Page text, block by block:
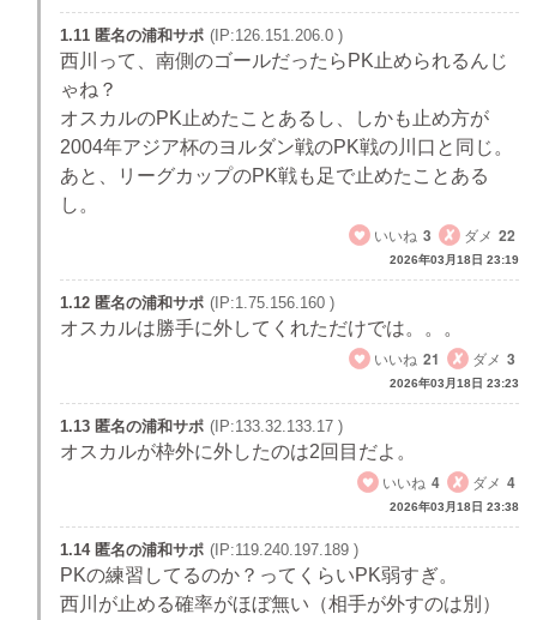
1.11 匿名の浦和サポ (IP:126.151.206.0 )
西川って、南側のゴールだったらPK止められるんじ
ゃね？
オスカルのPK止めたことあるし、しかも止め方が
2004年アジア杯のヨルダン戦のPK戦の川口と同じ。
あと、リーグカップのPK戦も足で止めたことある
し。
いいね 3 ダメ 22
2026年03月18日 23:19
1.12 匿名の浦和サポ (IP:1.75.156.160 )
オスカルは勝手に外してくれただけでは。。。
いいね 21 ダメ 3
2026年03月18日 23:23
1.13 匿名の浦和サポ (IP:133.32.133.17 )
オスカルが枠外に外したのは2回目だよ。
いいね 4 ダメ 4
2026年03月18日 23:38
1.14 匿名の浦和サポ (IP:119.240.197.189 )
PKの練習してるのか？ってくらいPK弱すぎ。
西川が止める確率がほぼ無い（相手が外すのは別）